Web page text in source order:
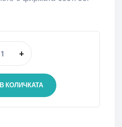
+
КОЛИЧКАТА